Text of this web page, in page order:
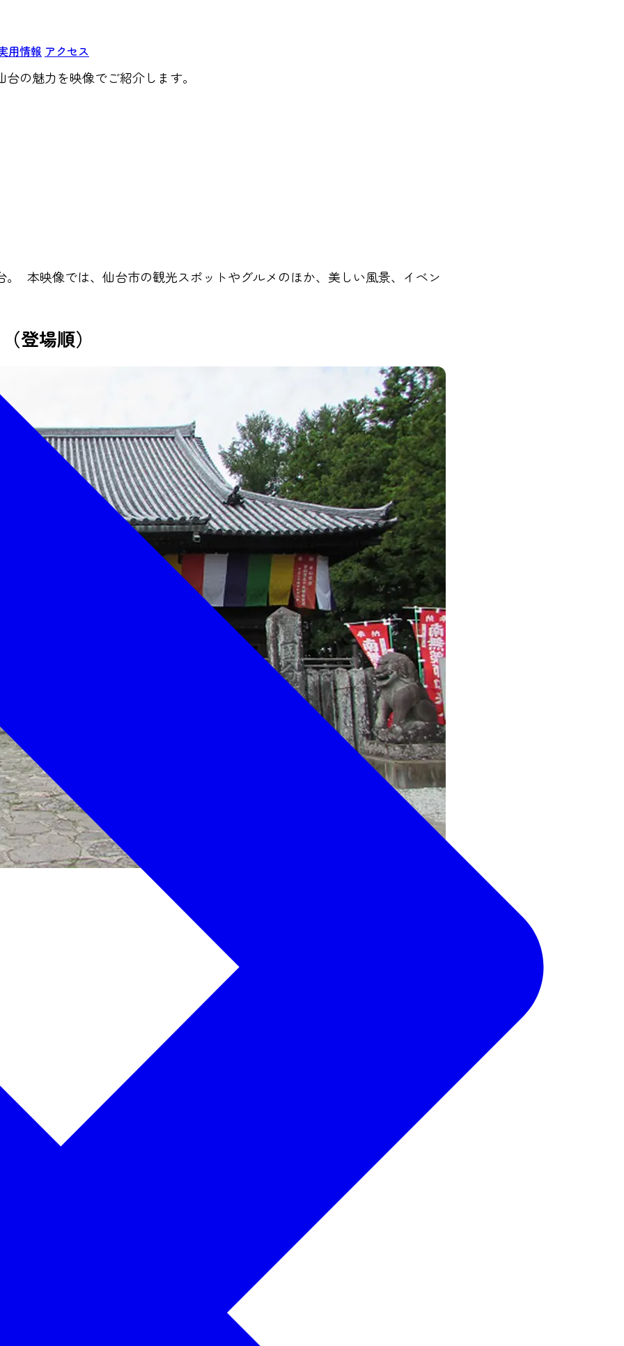
用情報 アクセス
の魅力を映像でご紹介します。
本映像では、仙台市の観光スポットやグルメのほか、美しい風景、イベン
登場順）